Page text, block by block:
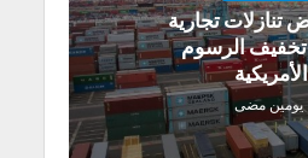
تنازلات تجارية
تخفيف الرسوم
الأمريكية
يومين مضى